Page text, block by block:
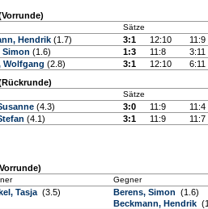
Sätze
Hendrik (1.7) 3:1 12:10 11:9
Simon (1.6) 1:3 11:8 3:11
Wolfgang (2.8) 3:1 12:10 6:11
Sätze
(4.3) 3:0 11:9 11:4
(4.1) 3:1 11:9 11:7
Gegner
Tasja (3.5) Berens, Simon (1.6)
Beckmann, Hendrik